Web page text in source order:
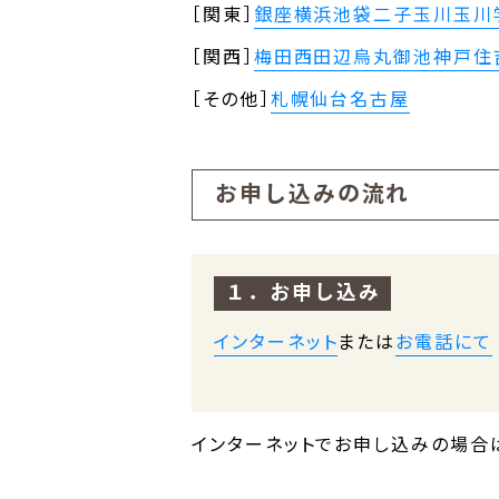
［関東］ 銀座横浜池袋二子玉川玉
［関西］ 梅田西田辺烏丸御池神戸住
［その他］ 札幌仙台名古屋
お申し込みの流れ
１．お申し込み
インターネットまたはお電話にて
インターネットでお申し込みの場合